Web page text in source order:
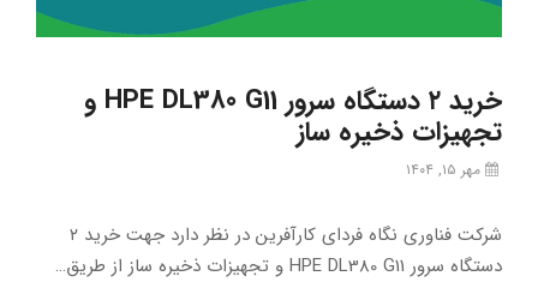
خرید ۲ دستگاه سرور HPE DL380 G11 و
تجهیزات ذخیره ساز
مهر ۱۵, ۱۴۰۴
شرکت فناوری نگاه فردای کارآفرین در نظر دارد جهت خرید ۲
دستگاه سرور HPE DL380 G11 و تجهیزات ذخیره ساز از طریق…